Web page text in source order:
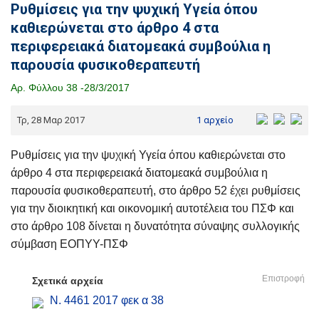
Ρυθμίσεις για την ψυχική Υγεία όπου
καθιερώνεται στο άρθρο 4 στα
περιφερειακά διατομεακά συμβούλια η
παρουσία φυσικοθεραπευτή
Αρ. Φύλλου 38 -28/3/2017
Τρ, 28 Μαρ 2017 1 αρχείο
Ρυθμίσεις για την ψυχική Υγεία όπου καθιερώνεται στο
άρθρο 4 στα περιφερειακά διατομεακά συμβούλια η
παρουσία φυσικοθεραπευτή, στο άρθρο 52 έχει ρυθμίσεις
για την διοικητική και οικονομική αυτοτέλεια του ΠΣΦ και
στο άρθρο 108 δίνεται η δυνατότητα σύναψης συλλογικής
σύμβαση ΕΟΠΥΥ-ΠΣΦ
Επιστροφή
Σχετικά αρχεία
Ν. 4461 2017 φεκ α 38